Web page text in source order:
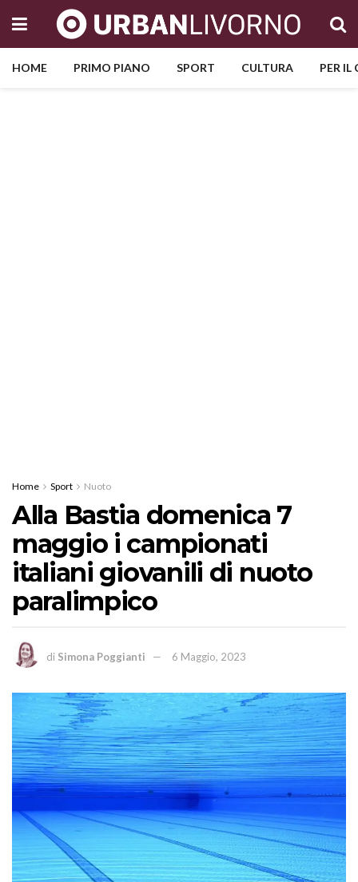
HOME PRIMO PIANO SPORT CULTURA PER
Home Sport Nuoto
Alla Bastia domenica 7
maggio i campionati
italiani giovanili di nuoto
paralimpico
di Simona Poggianti 6 Maggio, 2023